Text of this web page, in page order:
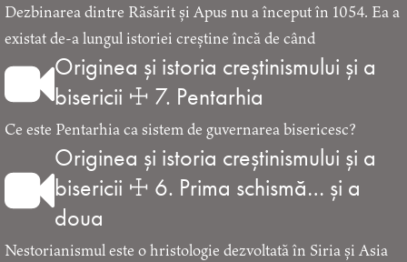
Dezbinarea dintre Răsărit și Apus nu a început în 1054. Ea a
existat de-a lungul istoriei creștine încă de când
Originea și istoria creștinismului și a
bisericii ☩ 7. Pentarhia
Ce este Pentarhia ca sistem de guvernarea bisericesc?
Originea și istoria creștinismului și a
bisericii ☩ 6. Prima schismă… și a
doua
Nestorianismul este o hristologie dezvoltată în Siria și Asia